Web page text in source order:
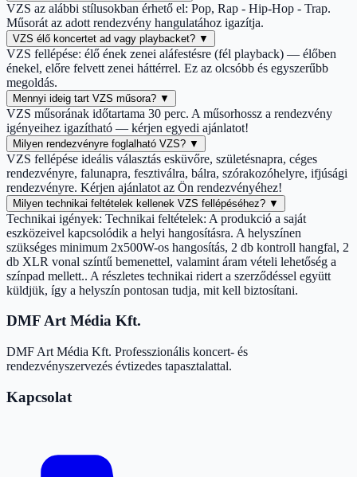
VZS az alábbi stílusokban érhető el: Pop, Rap - Hip-Hop - Trap.
Műsorát az adott rendezvény hangulatához igazítja.
VZS élő koncertet ad vagy playbacket? ▼
VZS fellépése: élő ének zenei aláfestésre (fél playback) — élőben
énekel, előre felvett zenei háttérrel. Ez az olcsóbb és egyszerűbb
megoldás.
Mennyi ideig tart VZS műsora? ▼
VZS műsorának időtartama 30 perc. A műsorhossz a rendezvény
igényeihez igazítható — kérjen egyedi ajánlatot!
Milyen rendezvényre foglalható VZS? ▼
VZS fellépése ideális választás esküvőre, születésnapra, céges
rendezvényre, falunapra, fesztiválra, bálra, szórakozóhelyre, ifjúsági
rendezvényre. Kérjen ajánlatot az Ön rendezvényéhez!
Milyen technikai feltételek kellenek VZS fellépéséhez? ▼
Technikai igények: Technikai feltételek: A produkció a saját
eszközeivel kapcsolódik a helyi hangosításra. A helyszínen
szükséges minimum 2x500W-os hangosítás, 2 db kontroll hangfal, 2
db XLR vonal színtű bemenettel, valamint áram vételi lehetőség a
színpad mellett.. A részletes technikai ridert a szerződéssel együtt
küldjük, így a helyszín pontosan tudja, mit kell biztosítani.
DMF Art Média Kft.
DMF Art Média Kft. Professzionális koncert- és
rendezvényszervezés évtizedes tapasztalattal.
Kapcsolat